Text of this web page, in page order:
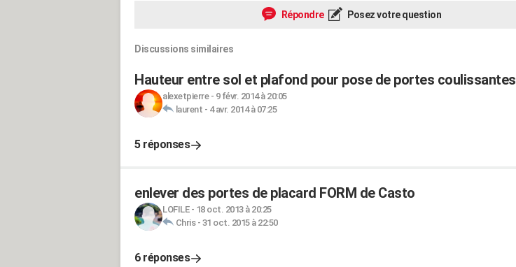
Répondre Posez votre question
Discussions similaires
Hauteur entre sol et plafond pour pose de portes coulissantes
alexetpierre- 9 févr. 2014 à 20:05
laurent - 4 avr. 2014 à 07:25
5 réponses
enlever des portes de placard FORM de Casto
LOFILE- 18 oct. 2013 à 20:25
Chris- 31 oct. 2015 à 22:50
6 réponses